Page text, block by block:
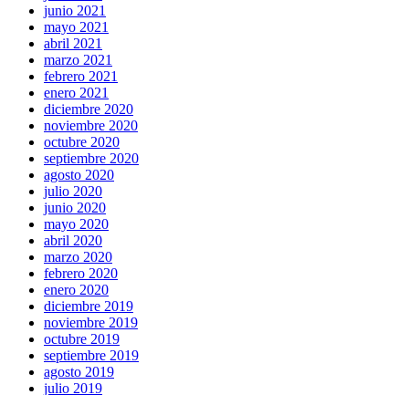
junio 2021
mayo 2021
abril 2021
marzo 2021
febrero 2021
enero 2021
diciembre 2020
noviembre 2020
octubre 2020
septiembre 2020
agosto 2020
julio 2020
junio 2020
mayo 2020
abril 2020
marzo 2020
febrero 2020
enero 2020
diciembre 2019
noviembre 2019
octubre 2019
septiembre 2019
agosto 2019
julio 2019